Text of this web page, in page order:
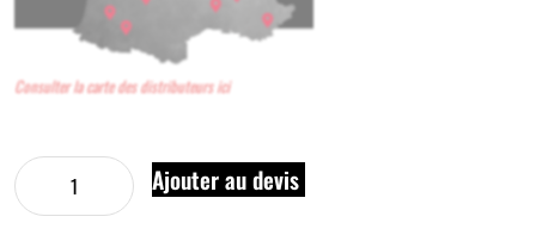
Consulter la carte des distributeurs ici
Ajouter au devis